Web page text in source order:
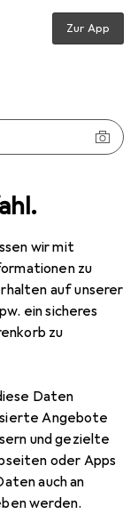
wir mit
zu
auf unserer
ein sicheres
zu
Daten
Angebote
und gezielte
oder Apps
auch an
werden.
Zur App